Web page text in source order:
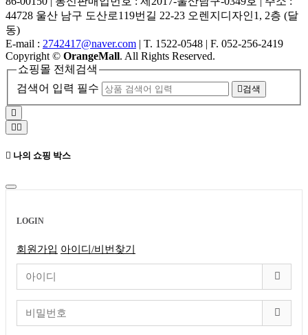
44728 울산 남구 도산로119번길 22-23 오렌지디자인1, 2층 (달
동)
E-mail : 2742417@naver.com | T. 1522-0548 | F. 052-256-2419
Copyright© OrangeMall. All Rights Reserved.
쇼핑몰 전체검색
검색어 입력 필수
검색
나의 쇼핑 박스
LOGIN
회원가입 아이디/비번찾기